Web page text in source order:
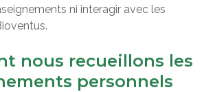
ni interagir avec les
nous recueillons les
personnels